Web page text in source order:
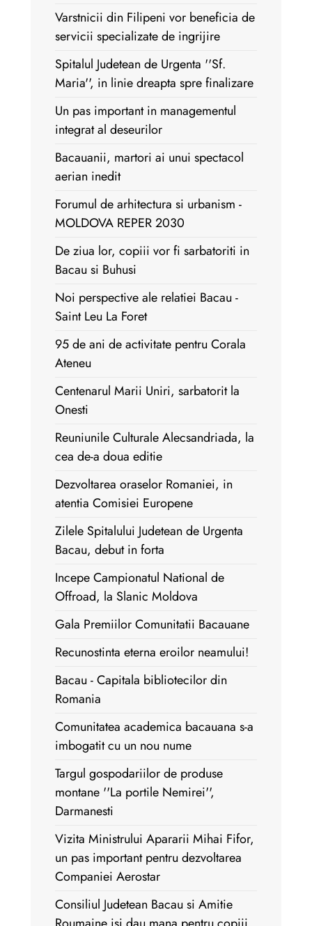
Varstnicii din Filipeni vor beneficia de
servicii specializate de ingrijire
Spitalul Judetean de Urgenta ''Sf.
Maria'', in linie dreapta spre finalizare
Un pas important in managementul
integrat al deseurilor
Bacauanii, martori ai unui spectacol
aerian inedit
Forumul de arhitectura si urbanism -
MOLDOVA REPER 2030
De ziua lor, copiii vor fi sarbatoriti in
Bacau si Buhusi
Noi perspective ale relatiei Bacau -
Saint Leu La Foret
95 de ani de activitate pentru Corala
Ateneu
Centenarul Marii Uniri, sarbatorit la
Onesti
Reuniunile Culturale Alecsandriada, la
cea de-a doua editie
Dezvoltarea oraselor Romaniei, in
atentia Comisiei Europene
Zilele Spitalului Judetean de Urgenta
Bacau, debut in forta
Incepe Campionatul National de
Offroad, la Slanic Moldova
Gala Premiilor Comunitatii Bacauane
Recunostinta eterna eroilor neamului!
Bacau - Capitala bibliotecilor din
Romania
Comunitatea academica bacauana s-a
imbogatit cu un nou nume
Targul gospodariilor de produse
montane ''La portile Nemirei'',
Darmanesti
Vizita Ministrului Apararii Mihai Fifor,
un pas important pentru dezvoltarea
Companiei Aerostar
Consiliul Judetean Bacau si Amitie